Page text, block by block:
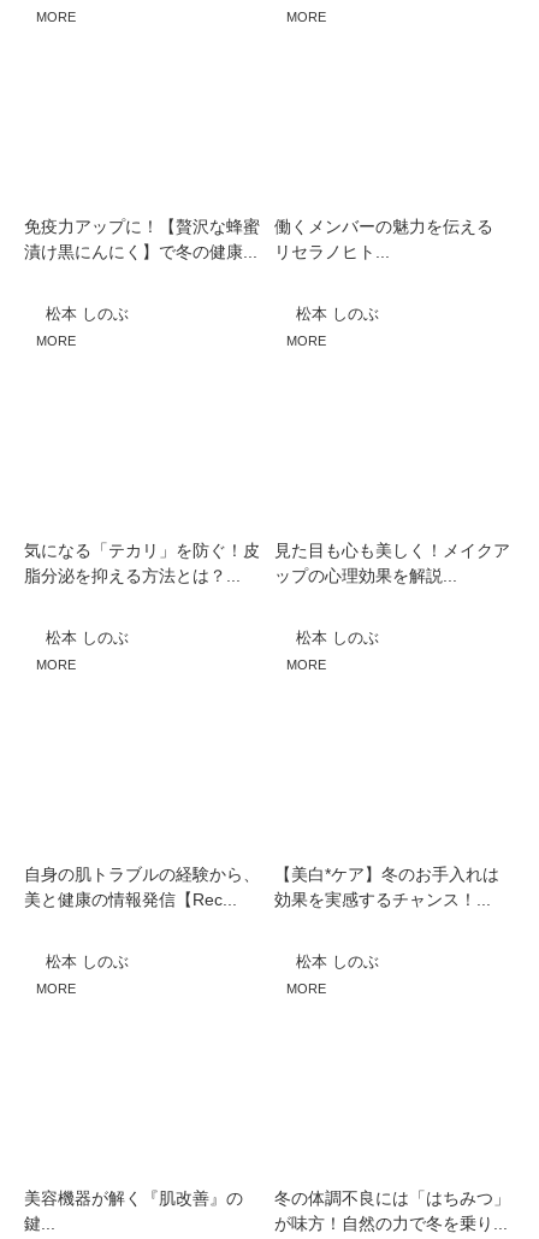
MORE MORE
免疫力アップに！【贅沢な蜂蜜
漬け黒にんにく】で冬の健康...
松本 しのぶ
MORE
働くメンバーの魅力を伝える
リセラノヒト...
松本 しのぶ
MORE
気になる「テカリ」を防ぐ！皮
脂分泌を抑える方法とは？...
松本 しのぶ
MORE
見た目も心も美しく！メイクア
ップの心理効果を解説...
松本 しのぶ
MORE
自身の肌トラブルの経験から、
美と健康の情報発信【Rec...
松本 しのぶ
MORE
【美白*ケア】冬のお手入れは
効果を実感するチャンス！...
松本 しのぶ
MORE
美容機器が解く『肌改善』の
鍵...
冬の体調不良には「はちみつ」
が味方！自然の力で冬を乗り...